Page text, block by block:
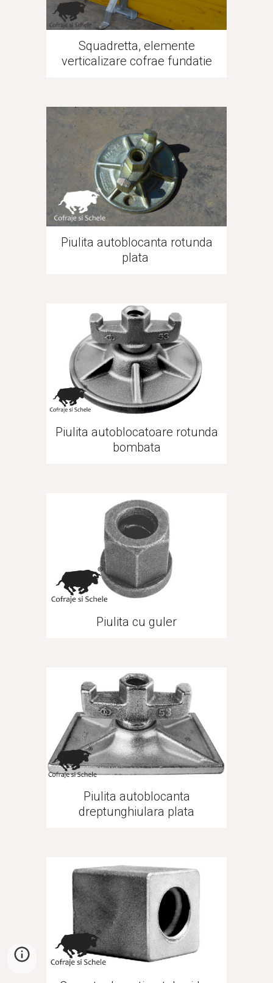
Squadretta, elemente
verticalizare cofrae fundatie
Piulita autoblocanta rotunda
plata
Piulita autoblocatoare rotunda
bombata
Piulita cu guler
Piulita autoblocanta
dreptunghiulara plata